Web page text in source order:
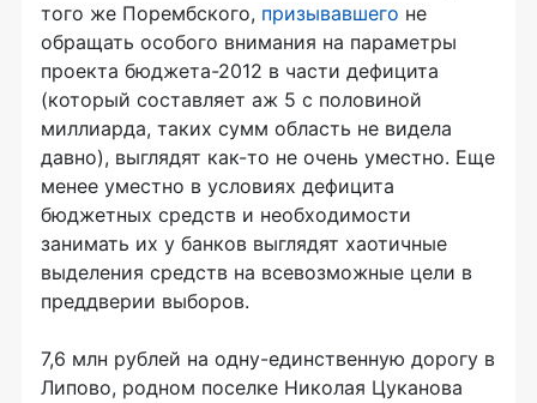
того же Порембского, призывавшего не
обращать особого внимания на параметры
проекта бюджета-2012 в части дефицита
(который составляет аж 5 с половиной
миллиарда, таких сумм область не видела
давно), выглядят как-то не очень уместно. Еще
менее уместно в условиях дефицита
бюджетных средств и необходимости
занимать их у банков выглядят хаотичные
выделения средств на всевозможные цели в
преддверии выборов.
7,6 млн рублей на одну-единственную дорогу в
Липово, родном поселке Николая Цуканова